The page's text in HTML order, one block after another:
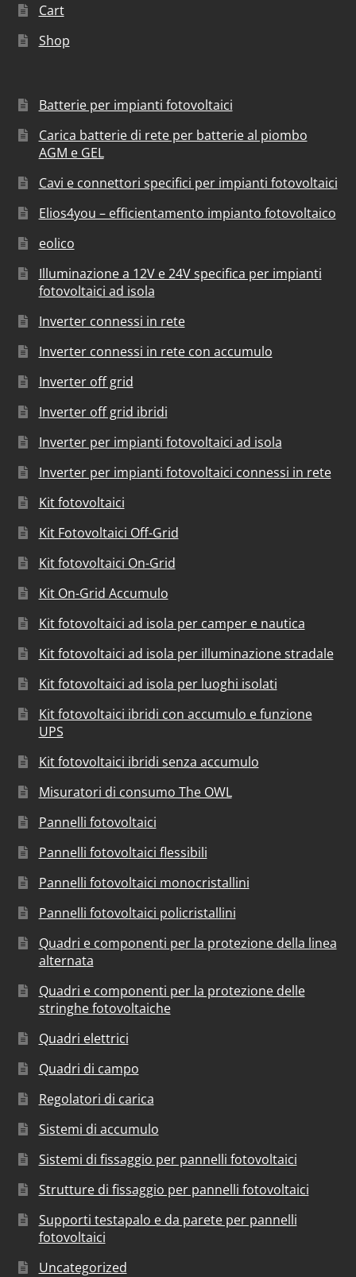
Cart
Shop
Batterie per impianti fotovoltaici
Carica batterie di rete per batterie al piombo
AGM e GEL
Cavi e connettori specifici per impianti fotovoltaici
Elios4you – efficientamento impianto fotovoltaico
eolico
Illuminazione a 12V e 24V specifica per impianti
fotovoltaici ad isola
Inverter connessi in rete
Inverter connessi in rete con accumulo
Inverter off grid
Inverter off grid ibridi
Inverter per impianti fotovoltaici ad isola
Inverter per impianti fotovoltaici connessi in rete
Kit fotovoltaici
Kit Fotovoltaici Off-Grid
Kit fotovoltaici On-Grid
Kit On-Grid Accumulo
Kit fotovoltaici ad isola per camper e nautica
Kit fotovoltaici ad isola per illuminazione stradale
Kit fotovoltaici ad isola per luoghi isolati
Kit fotovoltaici ibridi con accumulo e funzione
UPS
Kit fotovoltaici ibridi senza accumulo
Misuratori di consumo The OWL
Pannelli fotovoltaici
Pannelli fotovoltaici flessibili
Pannelli fotovoltaici monocristallini
Pannelli fotovoltaici policristallini
Quadri e componenti per la protezione della linea
alternata
Quadri e componenti per la protezione delle
stringhe fotovoltaiche
Quadri elettrici
Quadri di campo
Regolatori di carica
Sistemi di accumulo
Sistemi di fissaggio per pannelli fotovoltaici
Strutture di fissaggio per pannelli fotovoltaici
Supporti testapalo e da parete per pannelli
fotovoltaici
Uncategorized